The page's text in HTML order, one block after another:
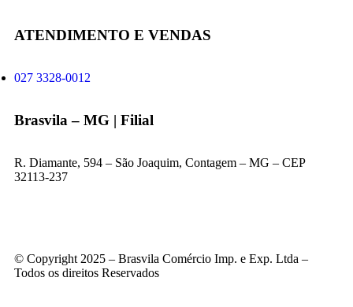
ATENDIMENTO E VENDAS
027 3328-0012
Brasvila – MG | Filial
R. Diamante, 594 – São Joaquim, Contagem – MG – CEP
32113-237
© Copyright 2025 – Brasvila Comércio Imp. e Exp. Ltda –
Todos os direitos Reservados